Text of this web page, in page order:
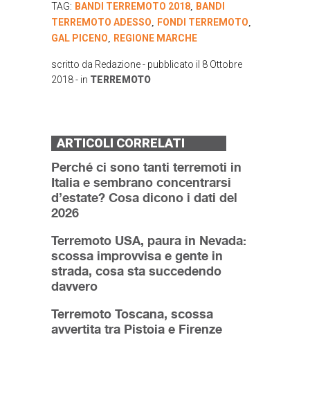
TAG: BANDI TERREMOTO 2018, BANDI
TERREMOTO ADESSO, FONDI TERREMOTO,
GAL PICENO, REGIONE MARCHE
scritto da Redazione- pubblicato il 8 Ottobre
2018- in TERREMOTO
ARTICOLI CORRELATI
Perché ci sono tanti terremoti in
Italia e sembrano concentrarsi
d’estate? Cosa dicono i dati del
2026
Terremoto USA, paura in Nevada:
scossa improvvisa e gente in
strada, cosa sta succedendo
davvero
Terremoto Toscana, scossa
avvertita tra Pistoia e Firenze